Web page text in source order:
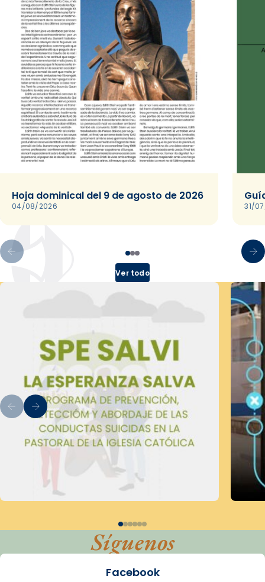
Hoja dominical del 9 de agosto de 2026
04/08/2026 31/
Ver todo
Síguenos
Facebook